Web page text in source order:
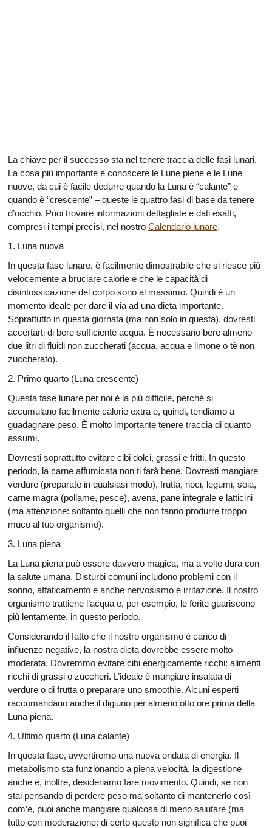
La chiave per il successo sta nel tenere traccia delle fasi lunari.
La cosa più importante è conoscere le Lune piene e le Lune
nuove, da cui è facile dedurre quando la Luna è “calante” e
quando è “crescente” – queste le quattro fasi di base da tenere
d’occhio. Puoi trovare informazioni dettagliate e dati esatti,
compresi i tempi precisi, nel nostro Calendario lunare.
1. Luna nuova
In questa fase lunare, è facilmente dimostrabile che si riesce più
velocemente a bruciare calorie e che le capacità di
disintossicazione del corpo sono al massimo. Quindi è un
momento ideale per dare il via ad una dieta importante.
Soprattutto in questa giornata (ma non solo in questa), dovresti
accertarti di bere sufficiente acqua. È necessario bere almeno
due litri di fluidi non zuccherati (acqua, acqua e limone o tè non
zuccherato).
2. Primo quarto (Luna crescente)
Questa fase lunare per noi è la più difficile, perché si
accumulano facilmente calorie extra e, quindi, tendiamo a
guadagnare peso. È molto importante tenere traccia di quanto
assumi.
Dovresti soprattutto evitare cibi dolci, grassi e fritti. In questo
periodo, la carne affumicata non ti farà bene. Dovresti mangiare
verdure (preparate in qualsiasi modo), frutta, noci, legumi, soia,
carne magra (pollame, pesce), avena, pane integrale e latticini
(ma attenzione: soltanto quelli che non fanno produrre troppo
muco al tuo organismo).
3. Luna piena
La Luna piena può essere davvero magica, ma a volte dura con
la salute umana. Disturbi comuni includono problemi con il
sonno, affaticamento e anche nervosismo e irritazione. Il nostro
organismo trattiene l’acqua e, per esempio, le ferite guariscono
più lentamente, in questo periodo.
Considerando il fatto che il nostro organismo è carico di
influenze negative, la nostra dieta dovrebbe essere molto
moderata. Dovremmo evitare cibi energicamente ricchi: alimenti
ricchi di grassi o zuccheri. L’ideale è mangiare insalata di
verdure o di frutta o preparare uno smoothie. Alcuni esperti
raccomandano anche il digiuno per almeno otto ore prima della
Luna piena.
4. Ultimo quarto (Luna calante)
In questa fase, avvertiremo una nuova ondata di energia. Il
metabolismo sta funzionando a piena velocità, la digestione
anche e, inoltre, desideriamo fare movimento. Quindi, se non
stai pensando di perdere peso ma soltanto di mantenerlo così
com’è, puoi anche mangiare qualcosa di meno salutare (ma
tutto con moderazione: di certo questo non significa che puoi